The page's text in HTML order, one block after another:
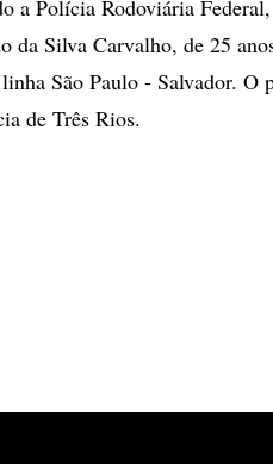
a Polícia Rodoviária
da Silva Carvalho, de 25
São Paulo - Salvador. O
de Três Rios.